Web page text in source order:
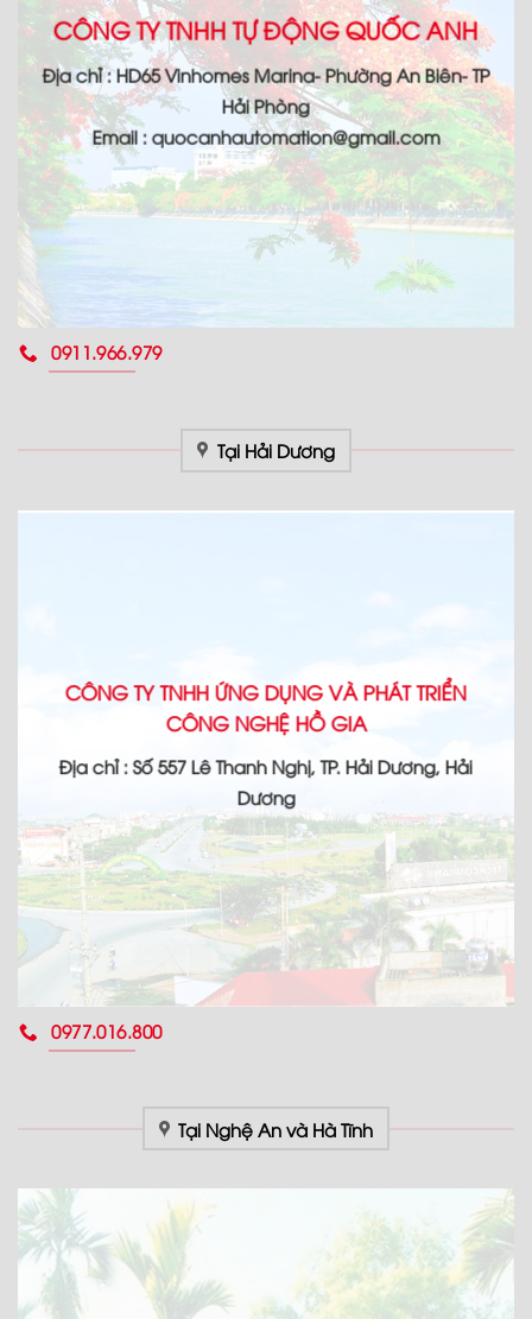
CÔNG TY TNHH TỰ ĐỘNG QUỐC ANH
Địa chỉ : HD65 Vinhomes Marina- Phường An Biên- TP
Hải Phòng
Email : quocanhautomation@gmail.com
0911.966.979
Tại Hải Dương
CÔNG TY TNHH ỨNG DỤNG VÀ PHÁT TRIỂN
CÔNG NGHỆ HỒ GIA
Địa chỉ : Số 557 Lê Thanh Nghị, TP. Hải Dương, Hải
Dương
0977.016.800
Tại Nghệ An và Hà Tĩnh